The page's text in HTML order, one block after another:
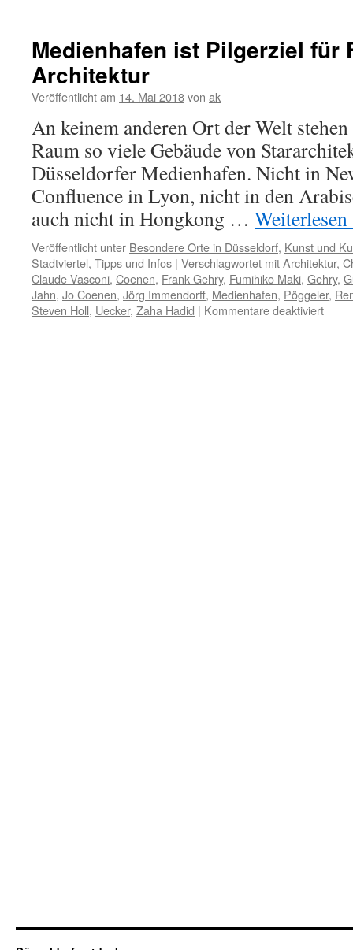
Otto
Medienhafen ist Pilgerziel für
Architektur
Veröffentlicht am 14. Mai 2018von ak
An keinem anderen Ort der Welt
Raum so viele Gebäude von
Düsseldorfer Medienhafen. Nicht in
Confluence in Lyon, nicht in den
auch nicht in Hongkong … Weiterlesen
Veröffentlicht unter Besondere Orte in Düsseldorf, Kunst und
Stadtviertel, Tipps und Infos | Verschlagwortet mitArchitektur,
Claude Vasconi, Coenen, Frank Gehry, Fumihiko Maki, Gehry,
Jahn, Jo Coenen, Jörg Immendorff, Medienhafen, Pöggeler,
Steven Holl, Uecker, Zaha Hadid | Kommentare deaktiviertfür